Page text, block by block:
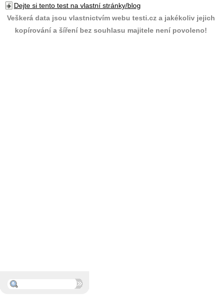
Dejte si tento test na vlastní stránky/blog
Veškerá data jsou vlastnictvím webu testi.cz a jakékoliv jejich
kopírování a šíření bez souhlasu majitele není povoleno!